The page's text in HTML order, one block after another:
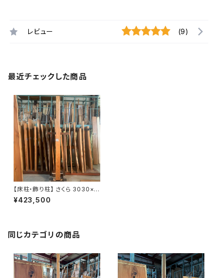
レビュー (9)
最近チェックした商品
【床柱・飾り柱】 さくら 3030×1
55×155㎜【オイル塗装 仕上げ
済み】
¥423,500
同じカテゴリの商品